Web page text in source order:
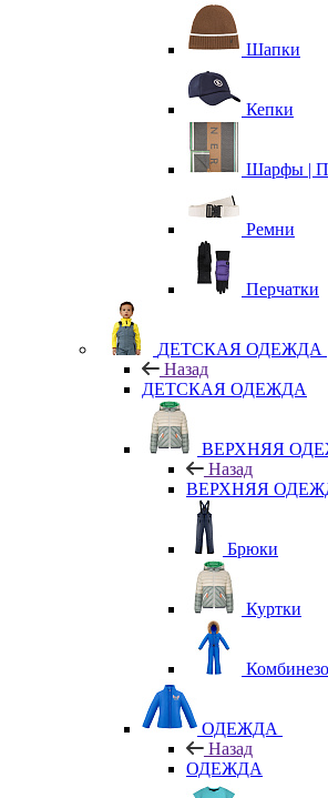
Шапки
Кепки
Шарфы |
Ремни
Перчатки
ДЕТСКАЯ ОДЕЖДА
Назад
ДЕТСКАЯ ОДЕЖДА
ВЕРХНЯЯ
Назад
ВЕРХНЯЯ
Брюки
Куртки
ОДЕЖДА
Назад
ОДЕЖДА